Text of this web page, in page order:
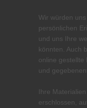
Wir würden
persönlichen
und uns Ihre
könnten. Auch
online gestellte
und
Ihre
erschlossen,